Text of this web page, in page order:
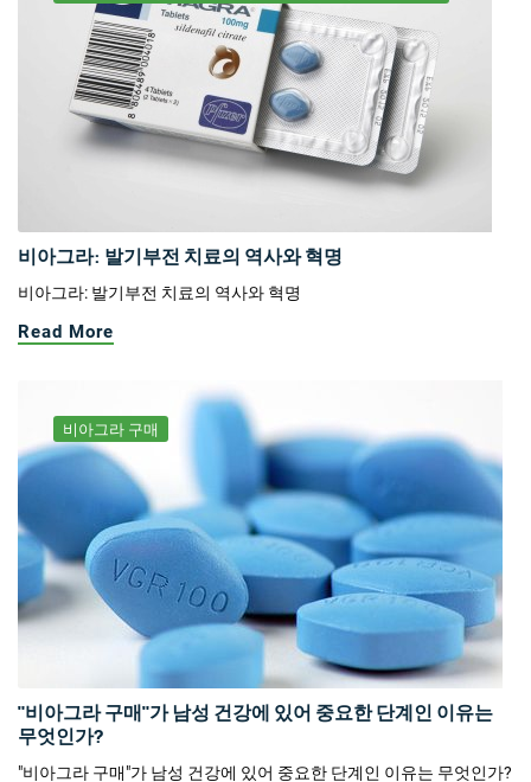
비아그라: 발기부전 치료의 역사와 혁명
비아그라: 발기부전 치료의 역사와 혁명
Read More
비아그라 구매
"비아그라 구매"가 남성 건강에 있어 중요한 단계인 이유는
무엇인가?
"비아그라 구매"가 남성 건강에 있어 중요한 단계인 이유는 무엇인가?